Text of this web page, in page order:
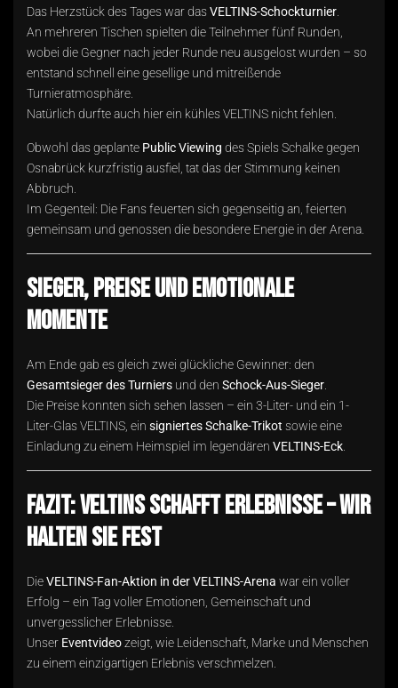
Das Herzstück des Tages war dasVELTINS-Schockturnier
An mehreren Tischen spielten die Teilnehmer fünf Runden,
wobei die Gegner nach jeder Runde neu ausgelost wurden – so
entstand schnell eine gesellige und mitreißende
Turnieratmosphäre.
Natürlich durfte auch hier ein kühles VELTINS nicht fehlen.
Obwohl das geplante Public Viewing des Spiels Schalke gegen
Osnabrück kurzfristig ausfiel, tat das der Stimmung keinen
Abbruch.
Im Gegenteil: Die Fans feuerten sich gegenseitig an, feierten
gemeinsam und genossen die besondere Energie in der Arena.
Sieger, Preise und emotionale
Momente
Am Ende gab es gleich zwei glückliche Gewinner: den
Gesamtsieger des Turniers und den Schock-Aus-Sieger
Die Preise konnten sich sehen lassen – ein 3-Liter- und ein 1-
Liter-Glas VELTINS, ein signiertes Schalke-Trikot sowie eine
Einladung zu einem Heimspiel im legendären VELTINS-Eck
Fazit: VELTINS schafft Erlebnisse – wir
halten sie fest
DieVELTINS-Fan-Aktion in der VELTINS-Arena war ein voller
Erfolg – ein Tag voller Emotionen, Gemeinschaft und
unvergesslicher Erlebnisse.
Unser Eventvideozeigt, wie Leidenschaft, Marke und Menschen
zu einem einzigartigen Erlebnis verschmelzen.